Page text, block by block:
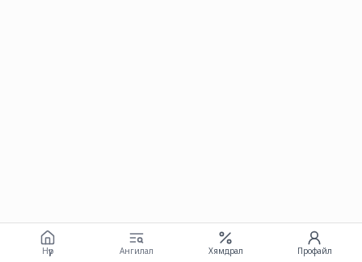
Нүүр Ангилал Хямдрал Профайл